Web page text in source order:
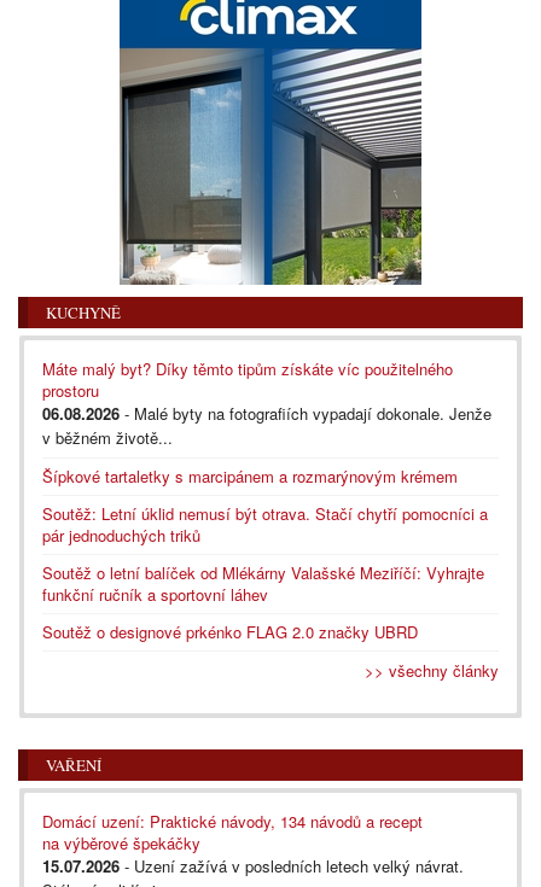
KUCHYNĚ
Máte malý byt? Díky těmto tipům získáte víc použitelného
prostoru
06.08.2026 - Malé byty na fotografiích vypadají dokonale. Jenže
v běžném životě...
Šípkové tartaletky s marcipánem a rozmarýnovým krémem
Soutěž: Letní úklid nemusí být otrava. Stačí chytří pomocníci a
pár jednoduchých triků
Soutěž o letní balíček od Mlékárny Valašské Meziříčí: Vyhrajte
funkční ručník a sportovní láhev
Soutěž o designové prkénko FLAG 2.0 značky UBRD
>> všechny články
VAŘENÍ
Domácí uzení: Praktické návody, 134 návodů a recept
na výběrové špekáčky
15.07.2026 - Uzení zažívá v posledních letech velký návrat.